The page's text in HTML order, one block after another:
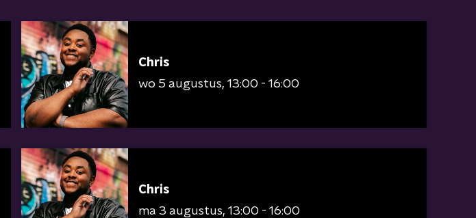
Chris
wo 5 augustus 13:00 - 16:00
Chris
ma 3 augustus 13:00 - 16:00